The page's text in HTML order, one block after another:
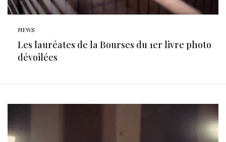
NEWS
Les lauréates de la Bourses du 1er livre photo
dévoilées